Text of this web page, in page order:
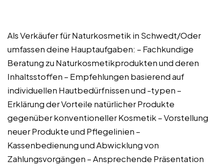
Als Verkäufer für Naturkosmetik in Schwedt/Oder
umfassen deine Hauptaufgaben: – Fachkundige
Beratung zu Naturkosmetikprodukten und deren
Inhaltsstoffen – Empfehlungen basierend auf
individuellen Hautbedürfnissen und -typen –
Erklärung der Vorteile natürlicher Produkte
gegenüber konventioneller Kosmetik – Vorstellung
neuer Produkte und Pflegelinien –
Kassenbedienung und Abwicklung von
Zahlungsvorgängen – Ansprechende Präsentation